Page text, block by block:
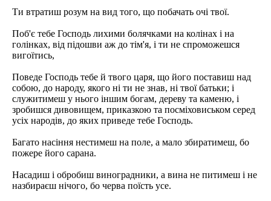
Ти втратиш розум на вид того, що побачать очі твої.
Поб'є тебе Господь лихими болячками на колінах і на
голінках, від підошви аж до тім'я, і ти не спроможешся
вигоїтись,
Поведе Господь тебе й твого царя, що його поставиш над
собою, до народу, якого ні ти не знав, ні твої батьки; і
служитимеш у нього іншим богам, дереву та каменю, і
зробишся дивовищем, приказкою та посміховиськом серед
усіх народів, до яких приведе тебе Господь.
Багато насіння нестимеш на поле, а мало збиратимеш, бо
пожере його сарана.
Насадиш і обробиш виноградники, а вина не питимеш і не
назбираєш нічого, бо черва поїсть усе.